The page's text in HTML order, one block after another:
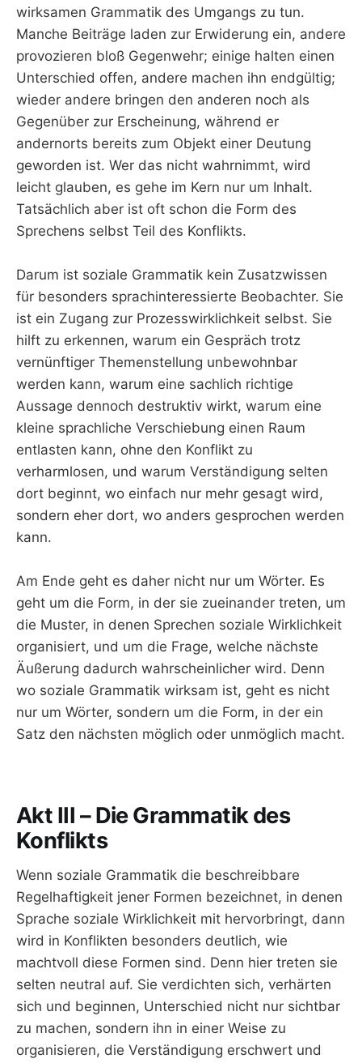
wirksamen Grammatik des Umgangs zu tun.
Manche Beiträge laden zur Erwiderung ein, andere
provozieren bloß Gegenwehr; einige halten einen
Unterschied offen, andere machen ihn endgültig;
wieder andere bringen den anderen noch als
Gegenüber zur Erscheinung, während er
andernorts bereits zum Objekt einer Deutung
geworden ist. Wer das nicht wahrnimmt, wird
leicht glauben, es gehe im Kern nur um Inhalt.
Tatsächlich aber ist oft schon die Form des
Sprechens selbst Teil des Konflikts.
Darum ist soziale Grammatik kein Zusatzwissen
für besonders sprachinteressierte Beobachter. Sie
ist ein Zugang zur Prozesswirklichkeit selbst. Sie
hilft zu erkennen, warum ein Gespräch trotz
vernünftiger Themenstellung unbewohnbar
werden kann, warum eine sachlich richtige
Aussage dennoch destruktiv wirkt, warum eine
kleine sprachliche Verschiebung einen Raum
entlasten kann, ohne den Konflikt zu
verharmlosen, und warum Verständigung selten
dort beginnt, wo einfach nur mehr gesagt wird,
sondern eher dort, wo anders gesprochen werden
kann.
Am Ende geht es daher nicht nur um Wörter. Es
geht um die Form, in der sie zueinander treten, um
die Muster, in denen Sprechen soziale Wirklichkeit
organisiert, und um die Frage, welche nächste
Äußerung dadurch wahrscheinlicher wird. Denn
wo soziale Grammatik wirksam ist, geht es nicht
nur um Wörter, sondern um die Form, in der ein
Satz den nächsten möglich oder unmöglich macht.
Akt III – Die Grammatik des
Konflikts
Wenn soziale Grammatik die beschreibbare
Regelhaftigkeit jener Formen bezeichnet, in denen
Sprache soziale Wirklichkeit mit hervorbringt, dann
wird in Konflikten besonders deutlich, wie
machtvoll diese Formen sind. Denn hier treten sie
selten neutral auf. Sie verdichten sich, verhärten
sich und beginnen, Unterschied nicht nur sichtbar
zu machen, sondern ihn in einer Weise zu
organisieren, die Verständigung erschwert und